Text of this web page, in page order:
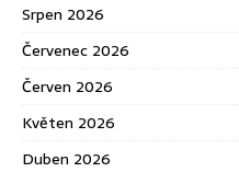
Srpen 2026
Červenec 2026
Červen 2026
Květen 2026
Duben 2026